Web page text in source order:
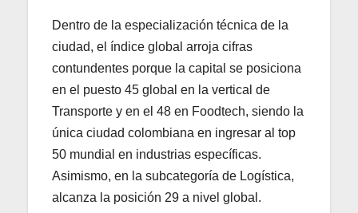
Dentro de la especialización técnica de la
ciudad, el índice global arroja cifras
contundentes porque la capital se posiciona
en el puesto 45 global en la vertical de
Transporte y en el 48 en Foodtech, siendo la
única ciudad colombiana en ingresar al top
50 mundial en industrias específicas.
Asimismo, en la subcategoría de Logística,
alcanza la posición 29 a nivel global.